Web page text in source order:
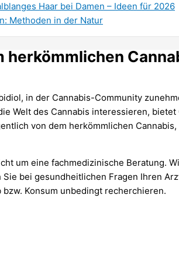
Haar bei Damen – Ideen für 2026
Methoden in der Natur
herkömmlichen
in der Cannabis-Community
Welt des Cannabis interessieren, bietet
von dem herkömmlichen Cannabis,
um eine fachmedizinische Beratung.
bei gesundheitlichen Fragen Ihren
Konsum unbedingt recherchieren.